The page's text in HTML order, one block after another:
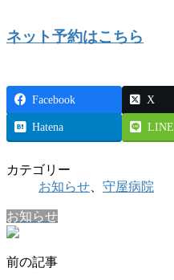
ネット予約はこちら
Facebook X
Hatena LINE
カテゴリー
お知らせ
守屋病院
お知らせ
前の記事